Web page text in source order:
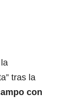
tras la
con